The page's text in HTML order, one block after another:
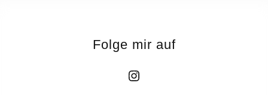
Folge mir auf
Instagram